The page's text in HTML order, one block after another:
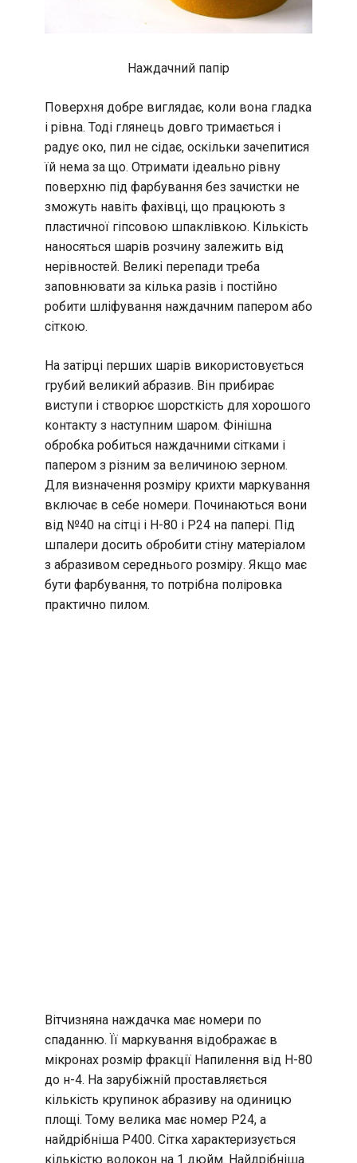
Наждачний папір
Поверхня добре виглядає, коли вона гладка
і рівна. Тоді глянець довго тримається і
радує око, пил не сідає, оскільки зачепитися
їй нема за що. Отримати ідеально рівну
поверхню під фарбування без зачистки не
зможуть навіть фахівці, що працюють з
пластичної гіпсовою шпаклівкою. Кількість
наносяться шарів розчину залежить від
нерівностей. Великі перепади треба
заповнювати за кілька разів і постійно
робити шліфування наждачним папером або
сіткою.
На затірці перших шарів використовується
грубий великий абразив. Він прибирає
виступи і створює шорсткість для хорошого
контакту з наступним шаром. Фінішна
обробка робиться наждачними сітками і
папером з різним за величиною зерном.
Для визначення розміру крихти маркування
включає в себе номери. Починаються вони
від №40 на сітці і Н-80 і Р24 на папері. Під
шпалери досить обробити стіну матеріалом
з абразивом середнього розміру. Якщо має
бути фарбування, то потрібна поліровка
практично пилом.
Вітчизняна наждачка має номери по
спаданню. Її маркування відображає в
мікронах розмір фракції Напилення від Н-80
до н-4. На зарубіжній проставляється
кількість крупинок абразиву на одиницю
площі. Тому велика має номер Р24, а
найдрібніша Р400. Сітка характеризується
кількістю волокон на 1 дюйм. Найдрібніша